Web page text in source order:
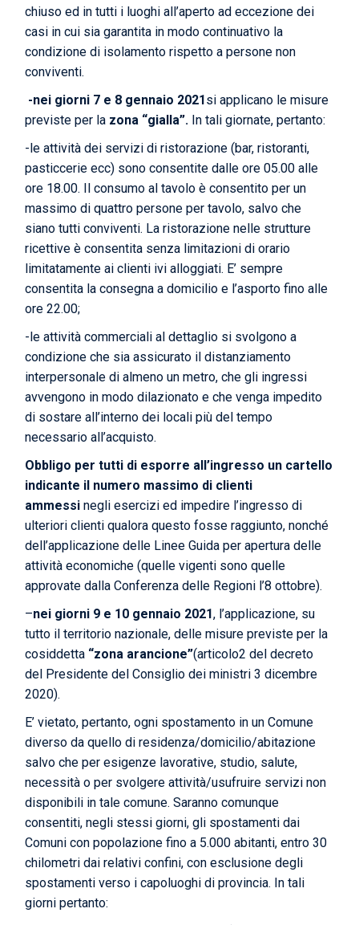
chiuso ed in tutti i luoghi all’aperto ad eccezione dei
casi in cui sia garantita in modo continuativo la
condizione di isolamento rispetto a persone non
conviventi.
-nei giorni 7 e 8 gennaio 2021si applicano le misure
previste per la zona “gialla”. In tali giornate, pertanto:
-le attività dei servizi di ristorazione (bar, ristoranti,
pasticcerie ecc) sono consentite dalle ore 05.00 alle
ore 18.00. Il consumo al tavolo è consentito per un
massimo di quattro persone per tavolo, salvo che
siano tutti conviventi. La ristorazione nelle strutture
ricettive è consentita senza limitazioni di orario
limitatamente ai clienti ivi alloggiati. E’ sempre
consentita la consegna a domicilio e l’asporto fino alle
ore 22.00;
-le attività commerciali al dettaglio si svolgono a
condizione che sia assicurato il distanziamento
interpersonale di almeno un metro, che gli ingressi
avvengono in modo dilazionato e che venga impedito
di sostare all’interno dei locali più del tempo
necessario all’acquisto.
Obbligo per tutti di esporre all’ingresso un cartello
indicante il numero massimo di clienti
ammessinegli esercizi ed impedire l’ingresso di
ulteriori clienti qualora questo fosse raggiunto, nonché
dell’applicazione delle Linee Guida per apertura delle
attività economiche (quelle vigenti sono quelle
approvate dalla Conferenza delle Regioni l’8 ottobre).
–nei giorni 9 e 10 gennaio 2021, l’applicazione, su
tutto il territorio nazionale, delle misure previste per la
cosiddetta “zona arancione”(articolo2 del decreto
del Presidente del Consiglio dei ministri 3 dicembre
2020).
E’ vietato, pertanto, ogni spostamento in un Comune
diverso da quello di residenza/domicilio/abitazione
salvo che per esigenze lavorative, studio, salute,
necessità o per svolgere attività/usufruire servizi non
disponibili in tale comune. Saranno comunque
consentiti, negli stessi giorni, gli spostamenti dai
Comuni con popolazione fino a 5.000 abitanti, entro 30
chilometri dai relativi confini, con esclusione degli
spostamenti verso i capoluoghi di provincia. In tali
giorni pertanto: